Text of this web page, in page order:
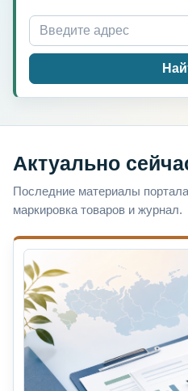
Актуально
Последние материалы
маркировка товаров и журнал.